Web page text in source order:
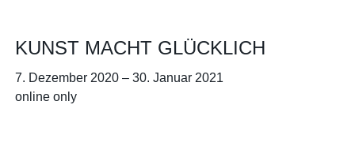
KUNST MACHT GLÜCKLICH
7. Dezember 2020–30. Januar 2021
online only